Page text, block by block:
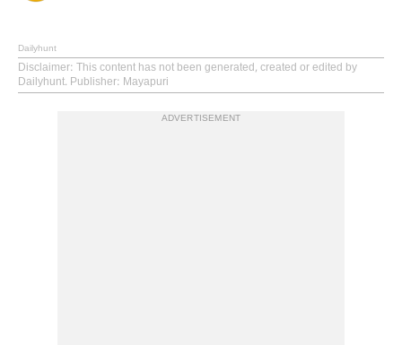
Dailyhunt
Disclaimer: This content has not been generated, created or edited by
Dailyhunt. Publisher: Mayapuri
ADVERTISEMENT